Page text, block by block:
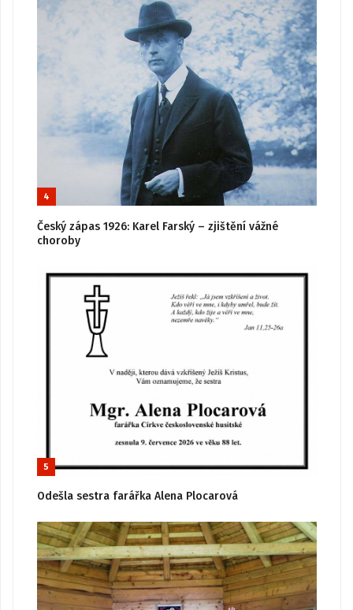
4
Český zápas 1926: Karel Farský – zjištění vážné
choroby
5
Odešla sestra farářka Alena Plocarová